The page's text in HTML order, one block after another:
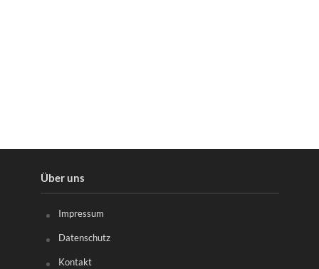
Über uns
Impressum
Datenschutz
Kontakt